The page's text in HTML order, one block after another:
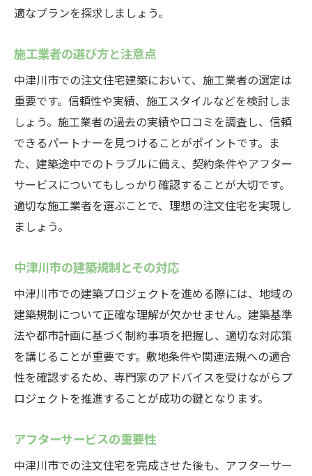
適なプランを探求しましょう。
施工業者の選び方と注意点
中津川市での注文住宅建築において、施工業者の選定は
重要です。信頼性や実績、施工スタイルなどを検討しま
しょう。施工業者の過去の実績や口コミを調査し、信頼
できるパートナーを見つけることがポイントです。ま
た、建築途中でのトラブルに備え、契約条件やアフター
サービスについてもしっかり確認することが大切です。
適切な施工業者を選ぶことで、理想の注文住宅を実現し
ましょう。
中津川市の建築規制とその対応
中津川市での建築プロジェクトを進める際には、地域の
建築規制について正確な理解が欠かせません。建築基準
法や都市計画に基づく制約事項を把握し、適切な対応策
を講じることが重要です。敷地条件や関連法規への適合
性を確認するため、専門家のアドバイスを受けながらプ
ロジェクトを推進することが成功の鍵となります。
アフターサービスの重要性
中津川市での注文住宅を完成させた後も、アフターサー